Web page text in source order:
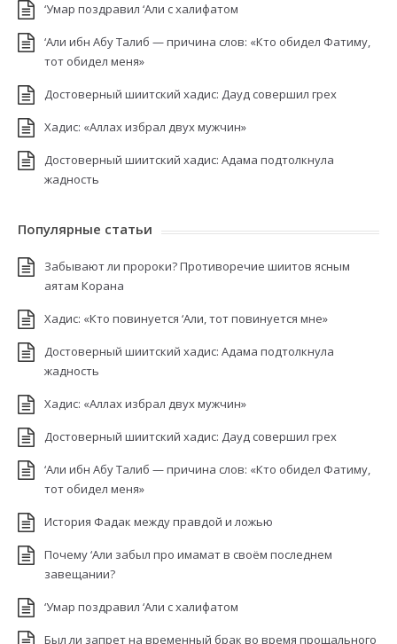
‘Умар поздравил ‘Али с халифатом
‘Али ибн Абу Талиб — причина слов: «Кто обидел Фатиму,
тот обидел меня»
Достоверный шиитский хадис: Дауд совершил грех
Хадис: «Аллах избрал двух мужчин»
Достоверный шиитский хадис: Адама подтолкнула
жадность
Популярные статьи
Забывают ли пророки? Противоречие шиитов ясным
аятам Корана
Хадис: «Кто повинуется ‘Али, тот повинуется мне»
Достоверный шиитский хадис: Адама подтолкнула
жадность
Хадис: «Аллах избрал двух мужчин»
Достоверный шиитский хадис: Дауд совершил грех
‘Али ибн Абу Талиб — причина слов: «Кто обидел Фатиму,
тот обидел меня»
История Фадак между правдой и ложью
Почему ‘Али забыл про имамат в своём последнем
завещании?
‘Умар поздравил ‘Али с халифатом
Был ли запрет на временный брак во время прощального